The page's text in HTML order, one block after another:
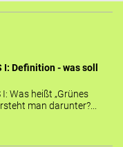
I: Definition - was soll
I: Was heißt „Grünes
man darunter?...